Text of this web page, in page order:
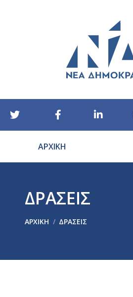
ΑΡΧΙΚΗ
ΔΡΑΣΕΙΣ
ΑΡΧΙΚΉ ΔΡΑΣΕΙΣ